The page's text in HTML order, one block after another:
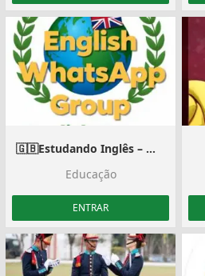
🇬🇧Estudando Inglês – 🇺🇸English Class — Plano Gold
Educação
ENTRAR